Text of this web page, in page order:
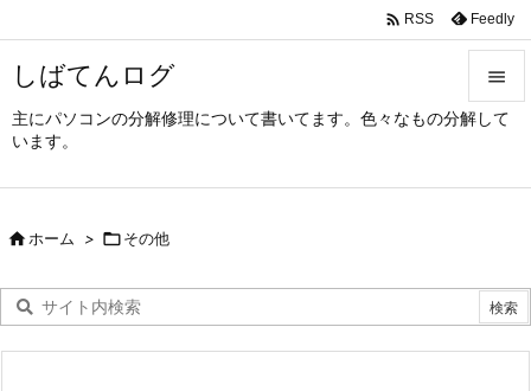
しばてんログ
主にパソコンの分解修理について書いてます。色々なもの分解して
います。




 RSS Feedly
ホーム > その他